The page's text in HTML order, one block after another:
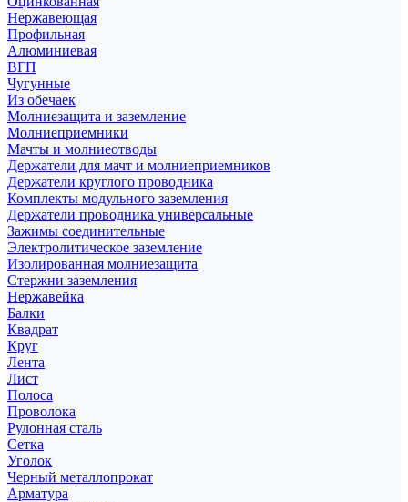
Нержавеющая
Профильная
Алюминиевая
ВГП
Чугунные
Из обечаек
Молниезащита и заземление
Молниеприемники
Мачты и молниеотводы
Держатели для мачт и молниеприемников
Держатели круглого проводника
Комплекты модульного заземления
Держатели проводника универсальные
Зажимы соединительные
Электролитическое заземление
Изолированная молниезащита
Стержни заземления
Нержавейка
Балки
Квадрат
Круг
Лента
Лист
Полоса
Проволока
Рулонная сталь
Сетка
Уголок
Черный металлопрокат
Арматура